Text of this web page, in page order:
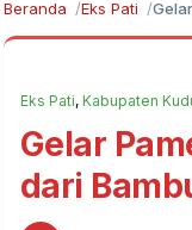
Beranda Eks Pati
Eks Pati, Kabupaten
Gelar
dari